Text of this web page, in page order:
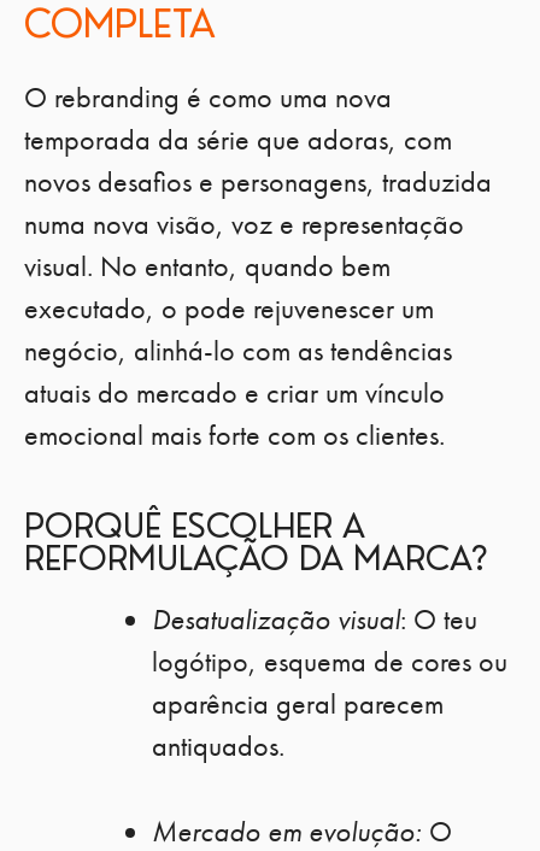
COMPLETA
O rebranding é como uma nova
temporada da série que adoras, com
novos desafios e personagens, traduzida
numa nova visão, voz e representação
visual. No entanto, quando bem
executado, o pode rejuvenescer um
negócio, alinhá-lo com as tendências
atuais do mercado e criar um vínculo
emocional mais forte com os clientes.
PORQUÊ ESCOLHER A
REFORMULAÇÃO DA MARCA?
Desatualização visual: O teu
logótipo, esquema de cores ou
aparência geral parecem
antiquados.
Mercado em evolução: O